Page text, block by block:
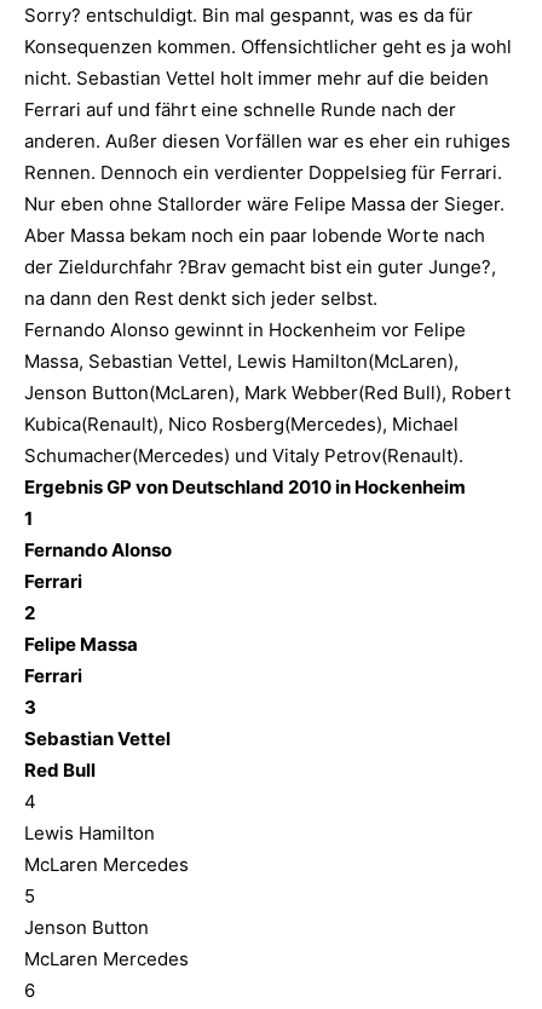
Sorry? entschuldigt. Bin mal gespannt, was es da für
Konsequenzen kommen. Offensichtlicher geht es ja wohl
nicht. Sebastian Vettel holt immer mehr auf die beiden
Ferrari auf und fährt eine schnelle Runde nach der
anderen. Außer diesen Vorfällen war es eher ein ruhiges
Rennen. Dennoch ein verdienter Doppelsieg für Ferrari.
Nur eben ohne Stallorder wäre Felipe Massa der Sieger.
Aber Massa bekam noch ein paar lobende Worte nach
der Zieldurchfahr ?Brav gemacht bist ein guter Junge?,
na dann den Rest denkt sich jeder selbst.
Fernando Alonso gewinnt in Hockenheim vor Felipe
Massa, Sebastian Vettel, Lewis Hamilton(McLaren),
Jenson Button(McLaren), Mark Webber(Red Bull), Robert
Kubica(Renault), Nico Rosberg(Mercedes), Michael
Schumacher(Mercedes) und Vitaly Petrov(Renault).
Ergebnis GP von Deutschland 2010 in Hockenheim
1
Fernando Alonso
Ferrari
2
Felipe Massa
Ferrari
3
Sebastian Vettel
Red Bull
4
Lewis Hamilton
McLaren Mercedes
5
Jenson Button
McLaren Mercedes
6